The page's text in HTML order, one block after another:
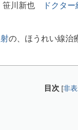
笹川新也
ドクタ
の、ほうれい線治
目次 [非